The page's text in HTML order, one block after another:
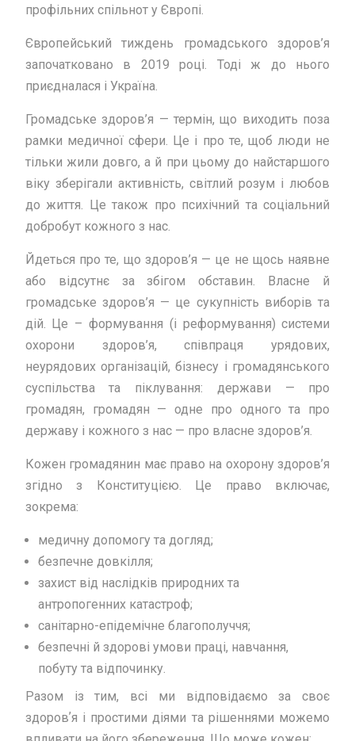
профільних спільнот у Європі.
Європейський тиждень громадського здоров’я
започатковано в 2019 році. Тоді ж до нього
приєдналася і Україна.
Громадське здоров’я — термін, що виходить поза
рамки медичної сфери. Це і про те, щоб люди не
тільки жили довго, а й при цьому до найстаршого
віку зберігали активність, світлий розум і любов
до життя. Це також про психічний та соціальний
добробут кожного з нас.
Йдеться про те, що здоров’я — це не щось наявне
або відсутнє за збігом обставин. Власне й
громадське здоров’я — це сукупність виборів та
дій. Це – формування (і реформування) системи
охорони здоров’я, співпраця урядових,
неурядових організацій, бізнесу і громадянського
суспільства та піклування: держави — про
громадян, громадян — одне про одного та про
державу і кожного з нас — про власне здоров’я.
Кожен громадянин має право на охорону здоров’я
згідно з Конституцією. Це право включає,
зокрема:
медичну допомогу та догляд;
безпечне довкілля;
захист від наслідків природних та
антропогенних катастроф;
санітарно-епідемічне благополуччя;
безпечні й здорові умови праці, навчання,
побуту та відпочинку.
Разом із тим, всі ми відповідаємо за своє
здоровʼя і простими діями та рішеннями можемо